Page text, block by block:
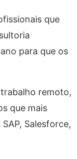
que
para que os
remoto,
que mais
Salesforce,